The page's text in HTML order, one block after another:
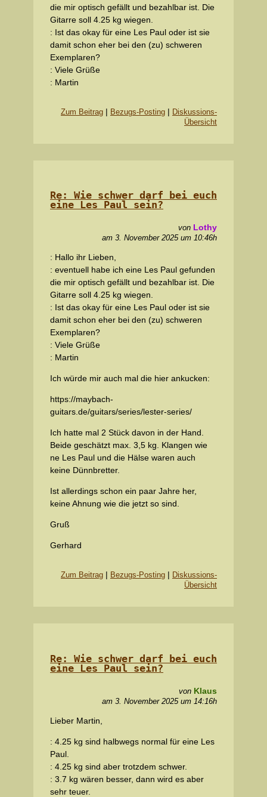
die mir optisch gefällt und bezahlbar ist. Die
Gitarre soll 4.25 kg wiegen.
: Ist das okay für eine Les Paul oder ist sie
damit schon eher bei den (zu) schweren
Exemplaren?
: Viele Grüße
: Martin
Zum Beitrag | Bezugs-Posting | Diskussions-
Übersicht
Re: Wie schwer darf bei euch
eine Les Paul sein?
von Lothy
am 3. November 2025 um 10:46h
: Hallo ihr Lieben,
: eventuell habe ich eine Les Paul gefunden
die mir optisch gefällt und bezahlbar ist. Die
Gitarre soll 4.25 kg wiegen.
: Ist das okay für eine Les Paul oder ist sie
damit schon eher bei den (zu) schweren
Exemplaren?
: Viele Grüße
: Martin
Ich würde mir auch mal die hier ankucken:
https://maybach-
guitars.de/guitars/series/lester-series/
Ich hatte mal 2 Stück davon in der Hand.
Beide geschätzt max. 3,5 kg. Klangen wie
ne Les Paul und die Hälse waren auch
keine Dünnbretter.
Ist allerdings schon ein paar Jahre her,
keine Ahnung wie die jetzt so sind.
Gruß
Gerhard
Zum Beitrag | Bezugs-Posting | Diskussions-
Übersicht
Re: Wie schwer darf bei euch
eine Les Paul sein?
von Klaus
am 3. November 2025 um 14:16h
Lieber Martin,
: 4.25 kg sind halbwegs normal für eine Les
Paul.
: 4.25 kg sind aber trotzdem schwer.
: 3.7 kg wären besser, dann wird es aber
sehr teuer.